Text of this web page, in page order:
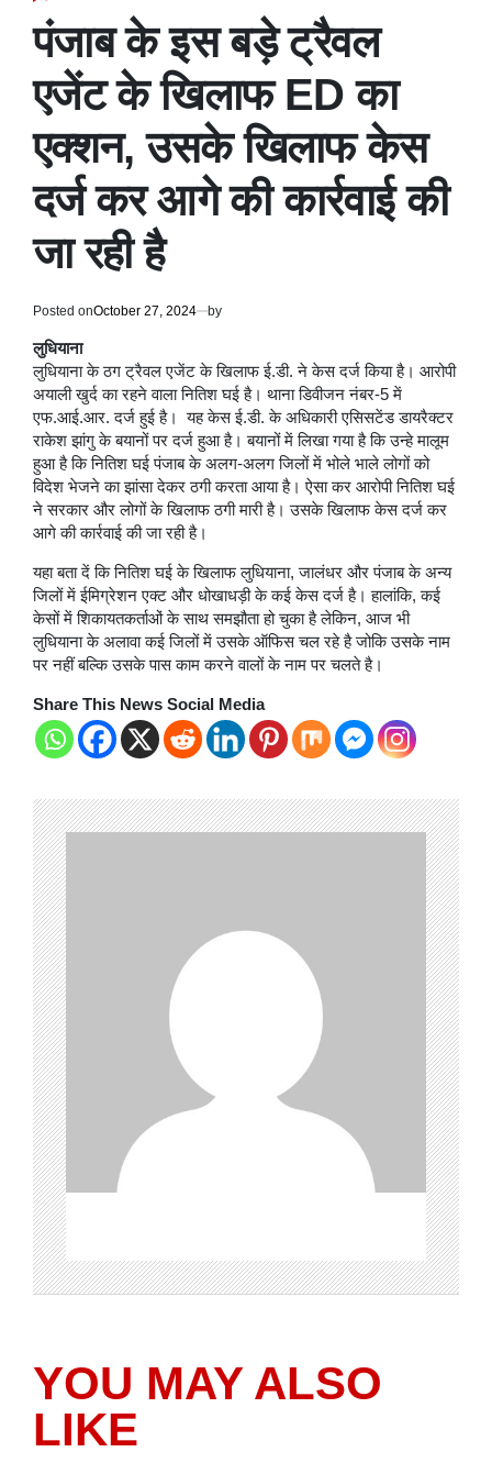
पंजाब के इस बड़े ट्रैवल
एजेंट के खिलाफ ED का
एक्शन, उसके खिलाफ केस
दर्ज कर आगे की कार्रवाई की
जा रही है
Posted onOctober 27, 2024 by
लुधियाना
लुधियाना के ठग ट्रैवल एजेंट के खिलाफ ई.डी. ने केस दर्ज किया है। आरोपी
अयाली खुर्द का रहने वाला नितिश घई है। थाना डिवीजन नंबर-5 में
एफ.आई.आर. दर्ज हुई है। यह केस ई.डी. के अधिकारी एसिसटेंड डायरैक्टर
राकेश झांगु के बयानों पर दर्ज हुआ है। बयानों में लिखा गया है कि उन्हे मालूम
हुआ है कि नितिश घई पंजाब के अलग-अलग जिलों में भोले भाले लोगों को
विदेश भेजने का झांसा देकर ठगी करता आया है। ऐसा कर आरोपी नितिश घई
ने सरकार और लोगों के खिलाफ ठगी मारी है। उसके खिलाफ केस दर्ज कर
आगे की कार्रवाई की जा रही है।
यहा बता दें कि नितिश घई के खिलाफ लुधियाना, जालंधर और पंजाब के अन्य
जिलों में ईमिग्रेशन एक्ट और धोखाधड़ी के कई केस दर्ज है। हालांकि, कई
केसों में शिकायतकर्ताओं के साथ समझौता हो चुका है लेकिन, आज भी
लुधियाना के अलावा कई जिलों में उसके ऑफिस चल रहे है जोकि उसके नाम
पर नहीं बल्कि उसके पास काम करने वालों के नाम पर चलते है।
Share This News Social Media
YOU MAY ALSO
LIKE